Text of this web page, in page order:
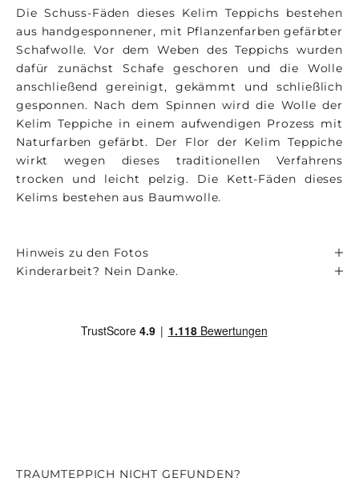
Die Schuss-Fäden dieses Kelim Teppichs bestehen
aus handgesponnener, mit Pflanzenfarben gefärbter
Schafwolle. Vor dem Weben des Teppichs wurden
dafür zunächst Schafe geschoren und die Wolle
anschließend gereinigt, gekämmt und schließlich
gesponnen. Nach dem Spinnen wird die Wolle der
Kelim Teppiche in einem aufwendigen Prozess mit
Naturfarben gefärbt. Der Flor der Kelim Teppiche
wirkt wegen dieses traditionellen Verfahrens
trocken und leicht pelzig. Die Kett-Fäden dieses
Kelims bestehen aus Baumwolle.
Hinweis zu den Fotos
Kinderarbeit? Nein Danke.
TRAUMTEPPICH NICHT GEFUNDEN?